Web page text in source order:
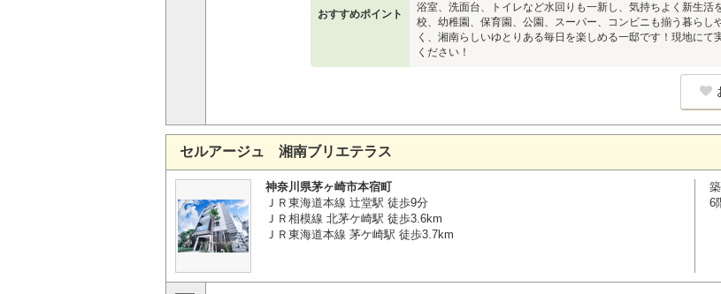
おすすめポイント
浴室、洗面台、トイレなど水回りも一新し、気持ちよく新生
校、幼稚園、保育園、公園、スーパー、コンビニも揃う暮ら
く、湘南らしいゆとりある毎日を楽しめる一邸です！現地に
ください！
セルアージュ 湘南ブリエテラス
神奈川県茅ヶ崎市本宿町
ＪＲ東海道本線 辻堂駅 徒歩9分
ＪＲ相模線 北茅ケ崎駅 徒歩3.6km
ＪＲ東海道本線 茅ケ崎駅 徒歩3.7km
6